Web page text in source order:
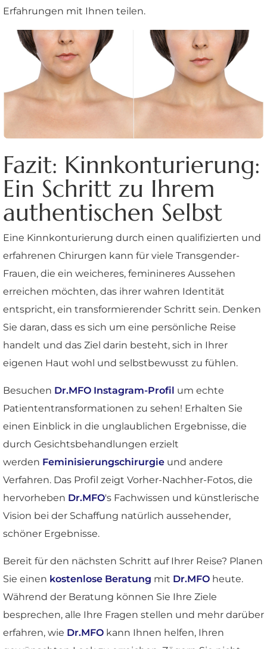
Erfahrungen mit Ihnen teilen.
Fazit: Kinnkonturierung:
Ein Schritt zu Ihrem
authentischen Selbst
Eine Kinnkonturierung durch einen qualifizierten und
erfahrenen Chirurgen kann für viele Transgender-
Frauen, die ein weicheres, feminineres Aussehen
erreichen möchten, das ihrer wahren Identität
entspricht, ein transformierender Schritt sein. Denken
Sie daran, dass es sich um eine persönliche Reise
handelt und das Ziel darin besteht, sich in Ihrer
eigenen Haut wohl und selbstbewusst zu fühlen.
Besuchen Dr.MFO Instagram-Profil um echte
Patiententransformationen zu sehen! Erhalten Sie
einen Einblick in die unglaublichen Ergebnisse, die
durch Gesichtsbehandlungen erzielt
werden Feminisierungschirurgie und andere
Verfahren. Das Profil zeigt Vorher-Nachher-Fotos, die
hervorheben Dr.MFO's Fachwissen und künstlerische
Vision bei der Schaffung natürlich aussehender,
schöner Ergebnisse.
Bereit für den nächsten Schritt auf Ihrer Reise? Planen
Sie einen kostenlose Beratung mit Dr.MFO heute.
Während der Beratung können Sie Ihre Ziele
besprechen, alle Ihre Fragen stellen und mehr darüber
erfahren, wie Dr.MFO kann Ihnen helfen, Ihren